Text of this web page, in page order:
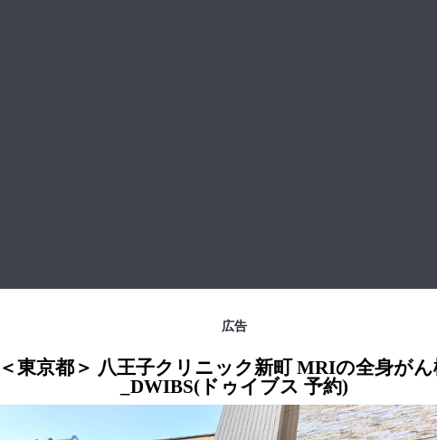
広告
＜東京都＞ 八王子クリニック新町 MRIの全身が
_DWIBS(ドゥイブス 予約)